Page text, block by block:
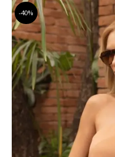
-40%